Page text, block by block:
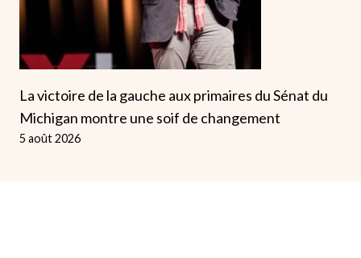
La victoire de la gauche aux primaires du Sénat du
Michigan montre une soif de changement
5 août 2026